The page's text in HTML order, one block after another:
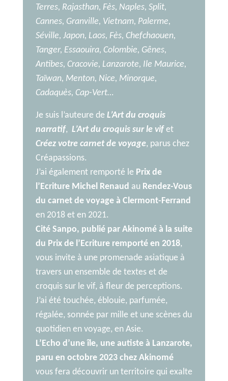
Terres, Rajasthan, Fès, Naples, Split,
Cannes, Granville, Vietnam, Palerme,
Séville, Japon, Laos, Fès, Chefchaouen,
Tanger, Essaouira, Colombie, Gênes,
Antibes, Cracovie, Lanzarote, Ile Maurice,
Taïwan, Menton, Nice, Minorque,
Cadaquès, Cap-Vert…
Je suis l’auteure de L’Art du croquis
narratif, L’Art du croquis sur le vifet
Créez votre carnet de voyage, parus chez
Créapassions.
J’ai également remporté le Prix de
l’Ecriture Michel Renaud au Rendez-Vous
du carnet de voyage à Clermont-Ferrand
en 2018 et en 2021.
Cité Sanpo, publié par Akinomé à la suite
du Prix de l’Ecriture remporté en 2018,
vous invite à une promenade asiatique à
travers un ensemble de textes et de
croquis sur le vif, à fleur de perceptions.
J’ai été touchée, éblouie, parfumée,
régalée, sonnée par mille et une scènes du
quotidien en voyage, en Asie.
L’Echo d’une île, une autiste à Lanzarote,
paru en octobre 2023 chez Akinomé
vous fera découvrir un territoire qui exalte